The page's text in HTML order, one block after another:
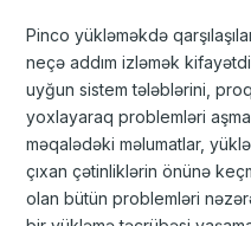
Pinco yükləməkdə
neçə addım izləmək
uyğun sistem tələblərini,
yoxlayaraq problemləri
məqalədəki məlumatlar,
çıxan çətinliklərin önünə
olan bütün problemləri